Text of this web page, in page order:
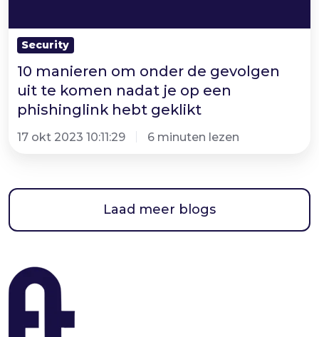
je
op
een
phishinglink
hebt
geklikt
Security
10 manieren om onder de gevolgen
uit te komen nadat je op een
phishinglink hebt geklikt
17 okt 2023 10:11:29 6 minuten lezen
Laad meer blogs